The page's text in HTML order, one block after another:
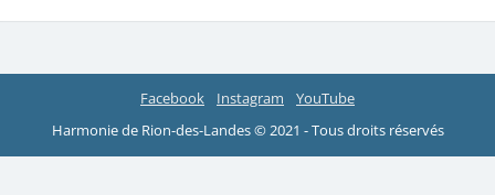
Facebook Instagram
YouTube
Harmonie de Rion-des-Landes © 2021 - Tous droits réservés